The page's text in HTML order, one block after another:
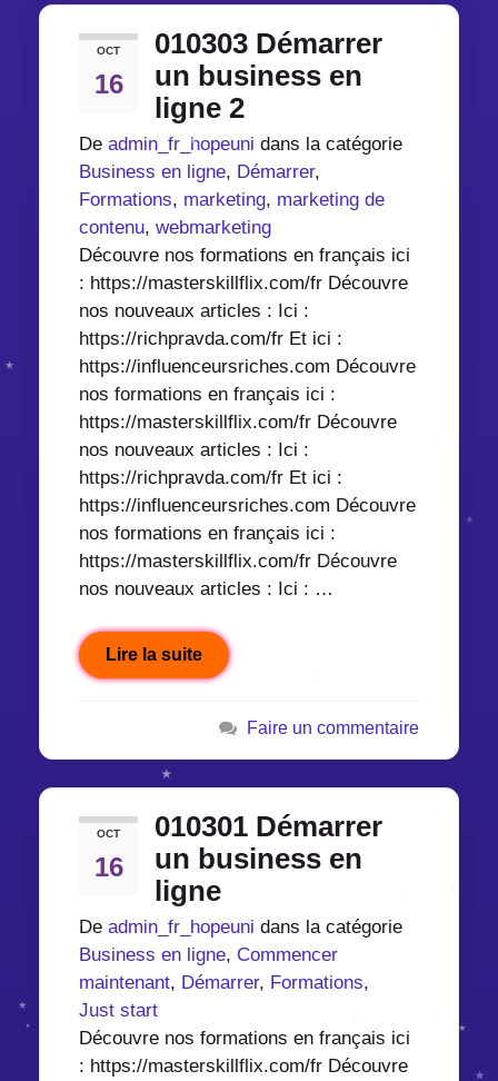
OCT
16
010303 Démarrer
un business en
ligne 2
De admin_fr_hopeuni dans la catégorie
Business en ligne, Démarrer,
Formations, marketing, marketing de
contenu, webmarketing
Découvre nos formations en français ici
: https://masterskillflix.com/fr Découvre
nos nouveaux articles : Ici :
https://richpravda.com/fr Et ici :
https://influenceursriches.com Découvre
nos formations en français ici :
https://masterskillflix.com/fr Découvre
nos nouveaux articles : Ici :
https://richpravda.com/fr Et ici :
https://influenceursriches.com Découvre
nos formations en français ici :
https://masterskillflix.com/fr Découvre
nos nouveaux articles : Ici : …
Lire la suite
Faire un commentaire
OCT
16
010301 Démarrer
un business en
ligne
De admin_fr_hopeuni dans la catégorie
Business en ligne, Commencer
maintenant, Démarrer, Formations,
Just start
Découvre nos formations en français ici
: https://masterskillflix.com/fr Découvre